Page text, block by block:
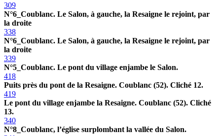
309
N°6_Coublanc. Le Salon, à gauche, la Resaigne le rejoint, par
la droite
338
N°6_Coublanc. Le Salon, à gauche, la Resaigne le rejoint, par
la droite
339
N°5_Coublanc. Le pont du village enjambe le Salon.
418
Puits près du pont de la Resaigne. Coublanc (52). Cliché 12.
419
Le pont du village enjambe la Resaigne. Coublanc (52). Cliché
13.
340
N°8_Coublanc, l’église surplombant la vallée du Salon.